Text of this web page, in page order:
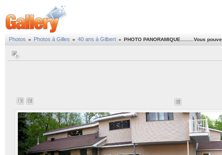
Photos » Photos à Gilles » 40 ans à Gilbert » PHOTO PANORAMIQUE.........Vous